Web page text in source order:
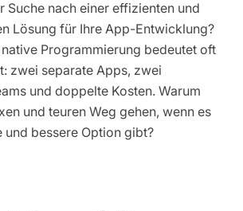
Suche nach einer effizienten und
Lösung für Ihre App-Entwicklung?
Programmierung bedeutet oft
zwei separate Apps, zwei
und doppelte Kosten. Warum
und teuren Weg gehen, wenn es
und bessere Option gibt?